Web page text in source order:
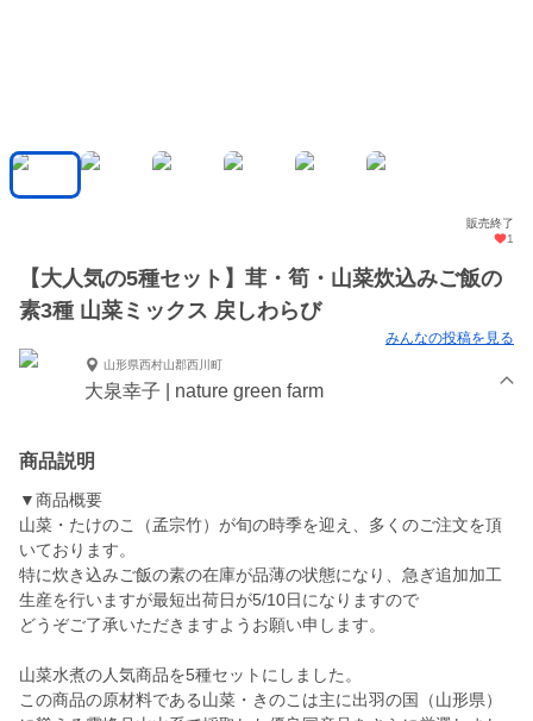
販売終了
1
【大人気の5種セット】茸・筍・山菜炊込みご飯の
素3種 山菜ミックス 戻しわらび
みんなの投稿を見る
山形県西村山郡西川町
大泉幸子 | nature green farm
商品説明
▼商品概要
山菜・たけのこ（孟宗竹）が旬の時季を迎え、多くのご注文を頂
いております。
特に炊き込みご飯の素の在庫が品薄の状態になり、急ぎ追加加工
生産を行いますが最短出荷日が5/10日になりますので
どうぞご了承いただきますようお願い申します。
山菜水煮の人気商品を5種セットにしました。
この商品の原材料である山菜・きのこは主に出羽の国（山形県）